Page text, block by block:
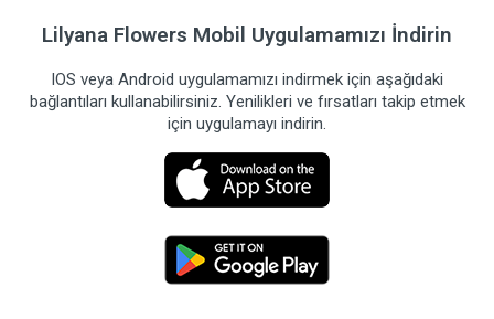
Lilyana Flowers Mobil Uygulamamızı İndirin
IOS veya Android uygulamamızı indirmek için aşağıdaki
bağlantıları kullanabilirsiniz. Yenilikleri ve fırsatları takip etmek
için uygulamayı indirin.